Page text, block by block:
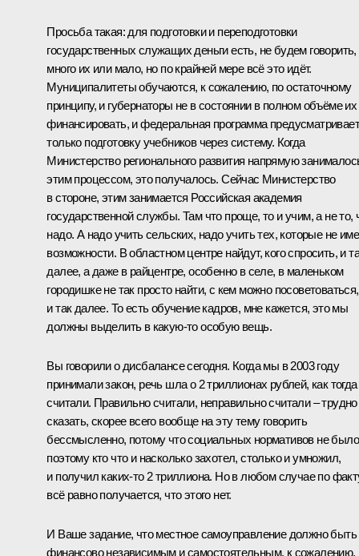
Просьба такая: для подготовки и переподготовки
государственных служащих деньги есть, не будем говорить,
много их или мало, но по крайней мере всё это идёт.
Муниципалитеты обучаются, к сожалению, по остаточному
принципу, и губернаторы не в состоянии в полном объёме их
финансировать, и федеральная программа предусматривает
только подготовку учебников через систему. Когда
Министерство регионального развития напрямую
этим процессом, это получалось. Сейчас Министерство
в стороне, этим занимается Российская академия
государственной службы. Там что проще, то и учим, а не то,
надо. А надо учить сельских, надо учить тех, которые не
возможности. В областном центре найдут, кого спросить, и
далее, а даже в райцентре, особенно в селе, в маленьком
городишке не так просто найти, с кем можно посоветоваться,
и так далее. То есть обучение кадров, мне кажется, это мы
должны выделить в какую‑то особую вещь.
Вы говорили о дисбалансе сегодня. Когда мы в 2003 году
принимали закон, речь шла о 2 триллионах рублей, как тогда
считали. Правильно считали, неправильно считали – трудно
сказать, скорее всего вообще на эту тему говорить
бессмысленно, потому что социальных нормативов не
поэтому кто что и насколько захотел, столько и умножил,
и получил каких‑то 2 триллиона. Но в любом случае по
всё равно получается, что этого нет.
И Ваше задание, что местное самоуправление должно быть
финансово независимым и самостоятельным, к сожалению,